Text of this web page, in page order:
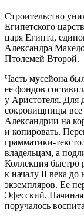
Строительство
Египетского
царя Египта,
Александра
Птолемей Второй.
Часть мусейона
ее фондов
у Аристотеля. Для
сокровищницы
Александрии на
и копировать.
грамматики-
владельцам, а
Коллекция быстро
к началу II века до
экземпляров. Ее
Эфесский.
поручалось